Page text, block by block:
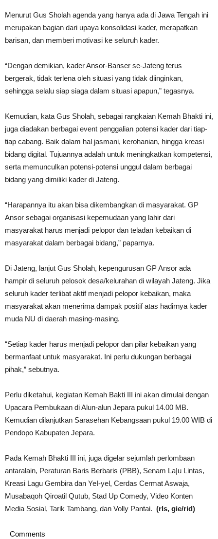
Menurut Gus Sholah agenda yang hanya ada di Jawa Tengah ini
merupakan bagian dari upaya konsolidasi kader, merapatkan
barisan, dan memberi motivasi ke seluruh kader.
“Dengan demikian, kader Ansor-Banser se-Jateng terus
bergerak, tidak terlena oleh situasi yang tidak diinginkan,
sehingga selalu siap siaga dalam situasi apapun,” tegasnya.
Kemudian, kata Gus Sholah, sebagai rangkaian Kemah Bhakti ini,
juga diadakan berbagai event penggalian potensi kader dari tiap-
tiap cabang. Baik dalam hal jasmani, kerohanian, hingga kreasi
bidang digital. Tujuannya adalah untuk meningkatkan kompetensi,
serta memunculkan potensi-potensi unggul dalam berbagai
bidang yang dimiliki kader di Jateng.
“Harapannya itu akan bisa dikembangkan di masyarakat. GP
Ansor sebagai organisasi kepemudaan yang lahir dari
masyarakat harus menjadi pelopor dan teladan kebaikan di
masyarakat dalam berbagai bidang,” paparnya.
Di Jateng, lanjut Gus Sholah, kepengurusan GP Ansor ada
hampir di seluruh pelosok desa/kelurahan di wilayah Jateng. Jika
seluruh kader terlibat aktif menjadi pelopor kebaikan, maka
masyarakat akan menerima dampak positif atas hadirnya kader
muda NU di daerah masing-masing.
“Setiap kader harus menjadi pelopor dan pilar kebaikan yang
bermanfaat untuk masyarakat. Ini perlu dukungan berbagai
pihak,” sebutnya.
Perlu diketahui, kegiatan Kemah Bakti III ini akan dimulai dengan
Upacara Pembukaan di Alun-alun Jepara pukul 14.00 MB.
Kemudian dilanjutkan Sarasehan Kebangsaan pukul 19.00 WIB di
Pendopo Kabupaten Jepara.
Pada Kemah Bhakti III ini, juga digelar sejumlah perlombaan
antaralain, Peraturan Baris Berbaris (PBB), Senam La|u Lintas,
Kreasi Lagu Gembira dan YeI-yel, Cerdas Cermat Aswaja,
Musabaqoh Qiroatil Qutub, Stad Up Comedy, Video Konten
Media Sosial, Tarik Tambang, dan Volly Pantai. (rls, gie/rid)
Comments